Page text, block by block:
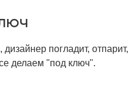
погладит, отпарит,
делаем "под ключ".